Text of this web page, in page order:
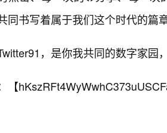
同书写着属于我们这个时代的篇
，是你我共同的数字家园
【